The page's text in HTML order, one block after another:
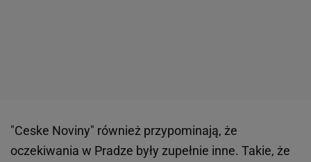
"Ceske Noviny" również przypominają, że
oczekiwania w Pradze były zupełnie inne. Takie, że